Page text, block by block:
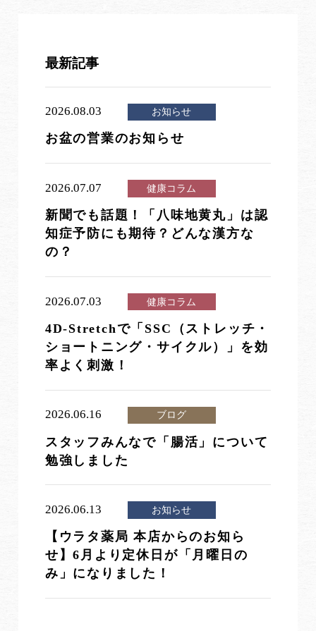
最新記事
2026.08.03 お知らせ
お盆の営業のお知らせ
2026.07.07 健康コラム
新聞でも話題！「八味地黄丸」は認
知症予防にも期待？どんな漢方な
の？
2026.07.03 健康コラム
4D-Stretchで「SSC（ストレッチ・
ショートニング・サイクル）」を効
率よく刺激！
2026.06.16 ブログ
スタッフみんなで「腸活」について
勉強しました
2026.06.13 お知らせ
【ウラタ薬局 本店からのお知ら
せ】6月より定休日が「月曜日の
み」になりました！